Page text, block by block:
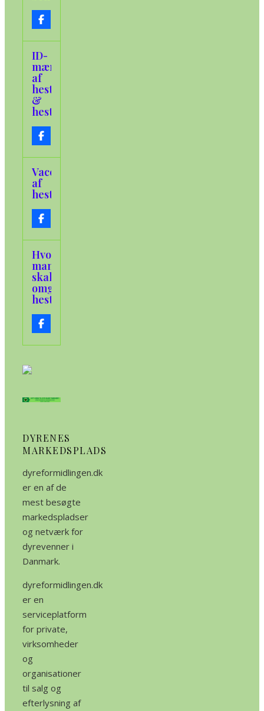
ID-
mærkning
af
heste
&
hestepas
Vaccination
af
heste
Hvordan
man
skal
omgås
heste
DYRENES
MARKEDSPLADS
dyreformidlingen.dk
er en af de
mest besøgte
markedspladser
og netværk for
dyrevenner i
Danmark.
dyreformidlingen.dk
er en
serviceplatform
for private,
virksomheder
og
organisationer
til salg og
efterlysning af